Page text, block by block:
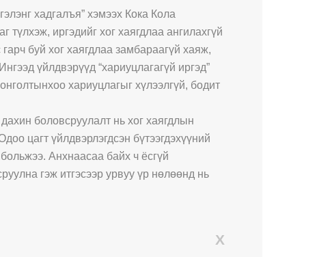
хадгалъя” хэмээх Кока Кола
түлхэж, иргэдийг хог хаягдлаа ангилахгүй
буй хог хаягдлаа замбараагүй хаяж,
үйлдвэрүүд “хариуцлагагүй иргэд”
хариуцлагыг хүлээлгүй, бодит
боловсруулалт нь хог хаягдлын
цагт үйлдвэрлэгдсэн бүтээгдэхүүний
Анхнаасаа байх ч ёсгүй
гэж итгэсээр урвуу үр нөлөөнд нь
X